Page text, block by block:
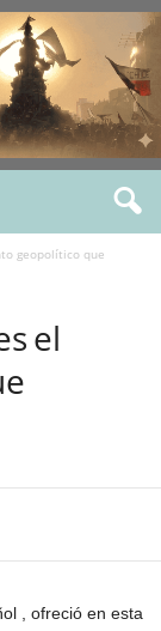
geopolítico que
el
, ofreció en esta